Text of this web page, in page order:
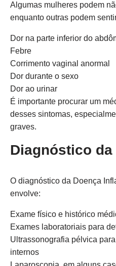
Algumas mulheres podem
enquanto outras podem
Dor na parte inferior do
Febre
Corrimento vaginal anormal
Dor durante o sexo
Dor ao urinar
É importante procurar um
desses sintomas,
graves.
Diagnóstico da
O diagnóstico da Doença
envolve:
Exame físico e histórico
Exames laboratoriais para
Ultrassonografia pélvica
internos